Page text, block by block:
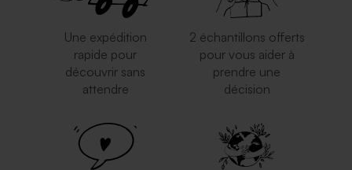
Une expédition
rapide pour
découvrir sans
attendre
2 échantillons offerts
pour vous aider à
prendre une
décision